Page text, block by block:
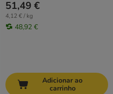
51,49 €
4,12 € / kg
48,92 €
Adicionar ao
carrinho